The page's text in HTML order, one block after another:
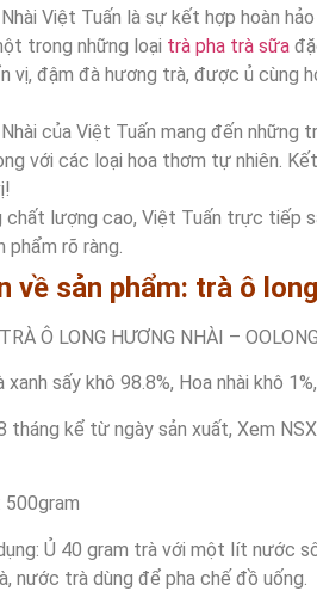
Việt Tuấn là sự kết hợp hoàn
trong những loại trà pha trà sữa
vị, đậm đà hương trà, được ủ cùng
Nhài của Việt Tuấn mang đến
với các loại hoa thơm tự nhiên.
chất lượng cao, Việt Tuấn trực tiếp
phẩm rõ ràng.
về sản phẩm: trà ô
Ô LONG HƯƠNG NHÀI –
xanh sấy khô 98.8%, Hoa nhài khô
tháng kể từ ngày sản xuất, Xem
500gram
Ủ 40 gram trà với một lít nước
nước trà dùng để pha chế đồ uống.